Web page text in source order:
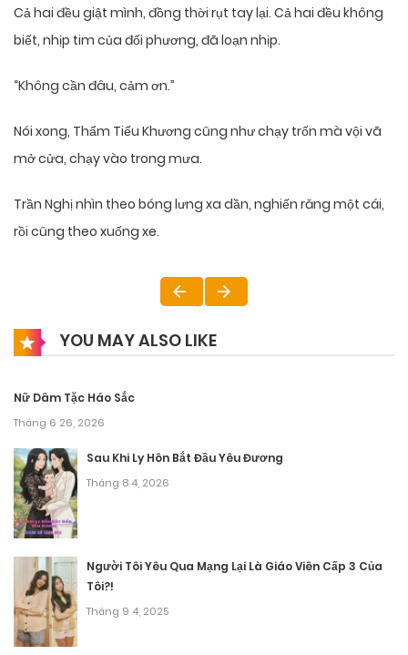
Cả hai đều giật mình, đồng thời rụt tay lại. Cả hai đều không
biết, nhịp tim của đối phương, đã loạn nhịp.
“Không cần đâu, cảm ơn.”
Nói xong, Thẩm Tiểu Khương cũng như chạy trốn mà vội vã
mở cửa, chạy vào trong mưa.
Trần Nghị nhìn theo bóng lưng xa dần, nghiến răng một cái,
rồi cũng theo xuống xe.
YOU MAY ALSO LIKE
Nữ Dâm Tặc Háo Sắc
Tháng 6 26, 2026
Sau Khi Ly Hôn Bắt Đầu Yêu Đương
Tháng 8 4, 2026
Người Tôi Yêu Qua Mạng Lại Là Giáo Viên Cấp 3 Của
Tôi?!
Tháng 9 4, 2025